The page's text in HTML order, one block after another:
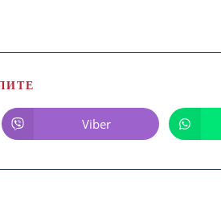
Viber